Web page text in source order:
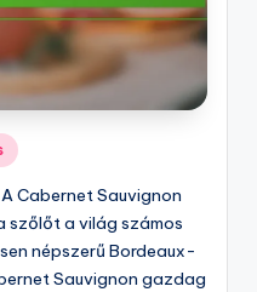
Cabernet Sauvignon
szőlőt a világ számos
népszerű Bordeaux-
Sauvignon gazdag